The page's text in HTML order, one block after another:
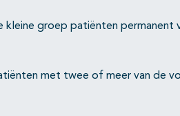
kleine groep patiënten permanent
met twee of meer van de